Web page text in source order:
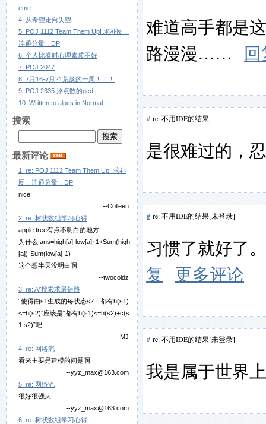
eme
4. 从希望走向失望
5. POJ 1112 Team Them Up! 求补图，
连通分量，DP
6. 个人比赛时心理素质不好
7. POJ 2047
8. 7月16-7月21荒废的一周！！！
9. POJ 2335 浮点数的gcd
10. Written to alpcs in Normal
搜索
最新评论
1. re: POJ 1112 Team Them Up! 求补
图，连通分量，DP
nice
--Colleen
2. re: 树状数组学习心得
apple tree有点不明白的地方
为什么 ans=high[a]-low[a]+1+Sum(high
[a])-Sum(low[a]-1)
这个想半天没明白啊
--twocoldz
3. re: A*搜索求最短路
“使得由s1生成的每状态s2，都有h(s1)
<=h(s2)”应该是“都有h(s1)<=h(s2)+c(s
1,s2)”吧
--MJ
4. re: 网络流
看来主要是建模的问题啊
--yyz_max@163.com
5. re: 网络流
很好很强大
--yyz_max@163.com
6. re: 树状数组学习心得
难道高手都是
路漫漫……
# re: 不用IDE的结果
是很难过的，
# re: 不用IDE的结果[未登录]
习惯了就好了
复
更多评论
# re: 不用IDE的结果[未登录]
我是属于世界